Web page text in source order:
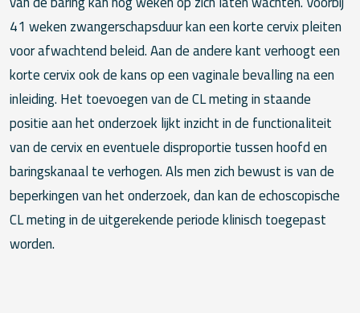
41 weken zwangerschapsduur kan een korte cervix pleiten
voor afwachtend beleid. Aan de andere kant verhoogt een
korte cervix ook de kans op een vaginale bevalling na een
inleiding. Het toevoegen van de CL meting in staande
positie aan het onderzoek lijkt inzicht in de functionaliteit
van de cervix en eventuele disproportie tussen hoofd en
baringskanaal te verhogen. Als men zich bewust is van de
beperkingen van het onderzoek, dan kan de echoscopische
CL meting in de uitgerekende periode klinisch toegepast
worden.